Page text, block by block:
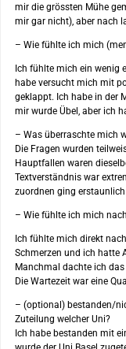
mir die grössten Mühe
mir gar nicht), aber nach
– Wie fühlte ich mich
Ich fühlte mich ein wenig
habe versucht mich mit
geklappt. Ich habe in der
mir wurde Übel, aber ich
– Was überraschte mich
Die Fragen wurden
Hauptfallen waren
Textverständnis war
zuordnen ging
– Wie fühlte ich mich
Ich fühlte mich direkt
Schmerzen und ich hatte
Manchmal dachte ich
Die Wartezeit war eine
– (optional) bestanden/
Zuteilung welcher Uni?
Ich habe bestanden mit